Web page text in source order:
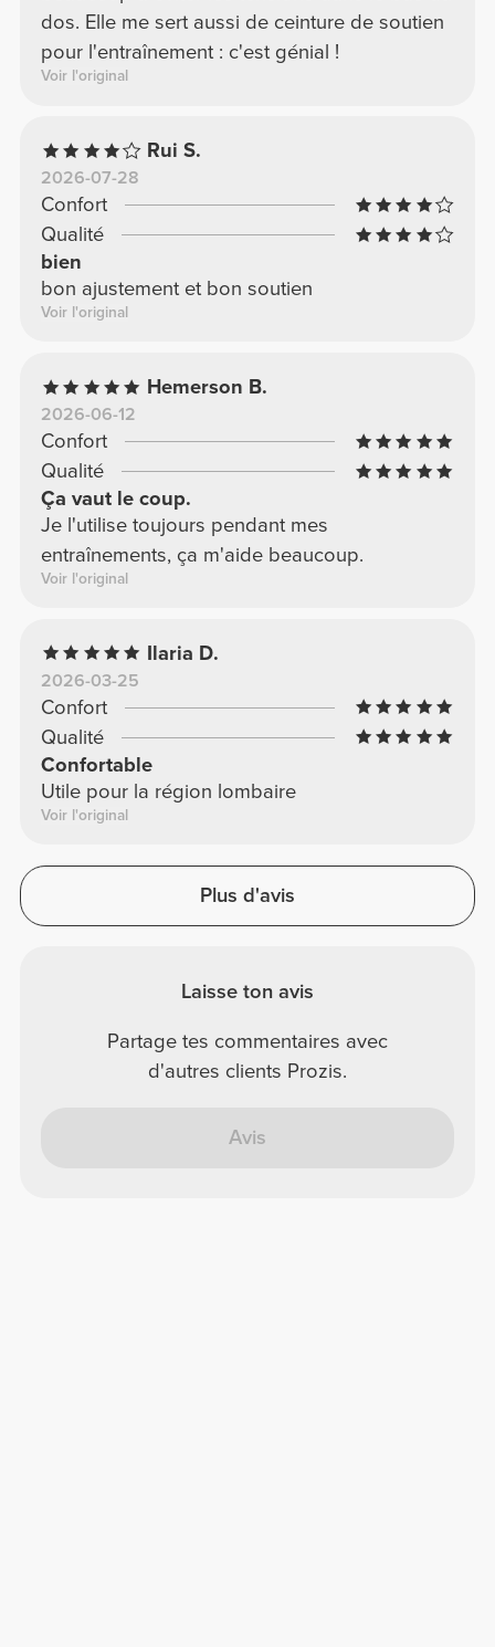
dos. Elle me sert aussi de ceinture de soutien
pour l'entraînement : c'est génial !
Voir l'original
Rui S.
2026-07-28
Confort
Qualité
bien
bon ajustement et bon soutien
Voir l'original
Hemerson B.
2026-06-12
Confort
Qualité
Ça vaut le coup.
Je l'utilise toujours pendant mes
entraînements, ça m'aide beaucoup.
Voir l'original
Ilaria D.
2026-03-25
Confort
Qualité
Confortable
Utile pour la région lombaire
Voir l'original
Plus d'avis
Laisse ton avis
Partage tes commentaires avec
d'autres clients Prozis.
Avis